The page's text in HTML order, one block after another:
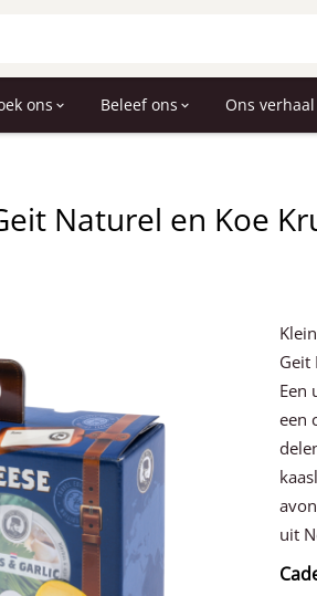
ons Beleef ons Ons verhaal
Naturel en Koe
Geit
Een
een
uit